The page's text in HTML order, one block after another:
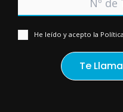
He leído y acepto la